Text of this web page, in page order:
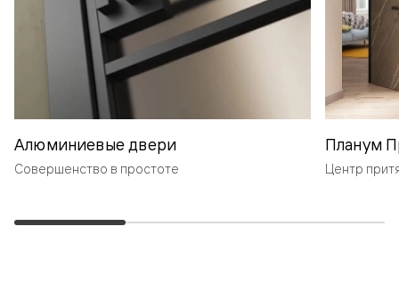
Алюминиевые двери
Совершенство в простоте
Планум
Центр